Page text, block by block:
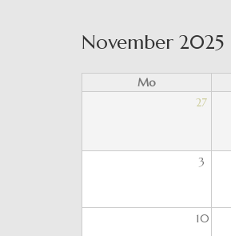
Reiter
November 2025
Mo
27
3
10